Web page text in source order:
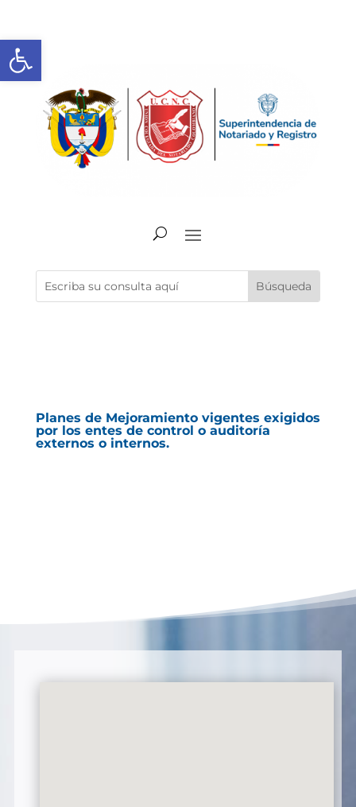
Abrir barra de herramientas
Planes de Mejoramiento vigentes exigidos
por los entes de control o auditoría
externos o internos.